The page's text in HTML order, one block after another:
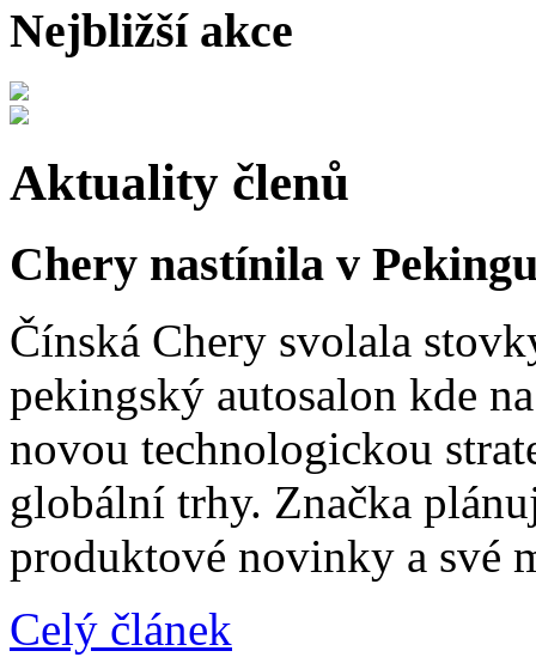
Nejbližší akce
Aktuality členů
Chery nastínila v
Čínská Chery svolala
pekingský autosalon kde
novou technologickou
globální trhy. Značka
produktové novinky a své
Celý článek